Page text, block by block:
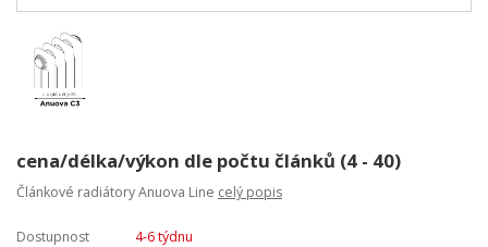
cena/délka/výkon dle počtu článků (4 - 40)
Článkové radiátory Anuova Line celý popis
Dostupnost
4-6 týdnu